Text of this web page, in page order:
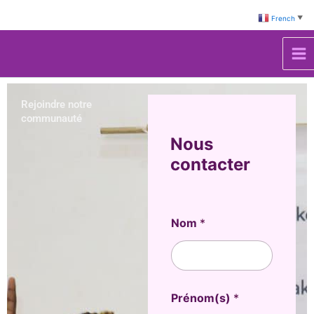
Rejoindre notre
communauté
Nous
contacter
Nom *
Prénom(s) *
French ▼